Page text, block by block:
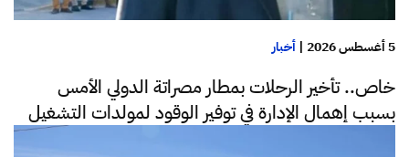
5 أغسطس 2026 | أخبار
خاص.. تأخير الرحلات بمطار مصراتة الدولي الأمس
بسبب إهمال الإدارة في توفير الوقود لمولدات التشغيل